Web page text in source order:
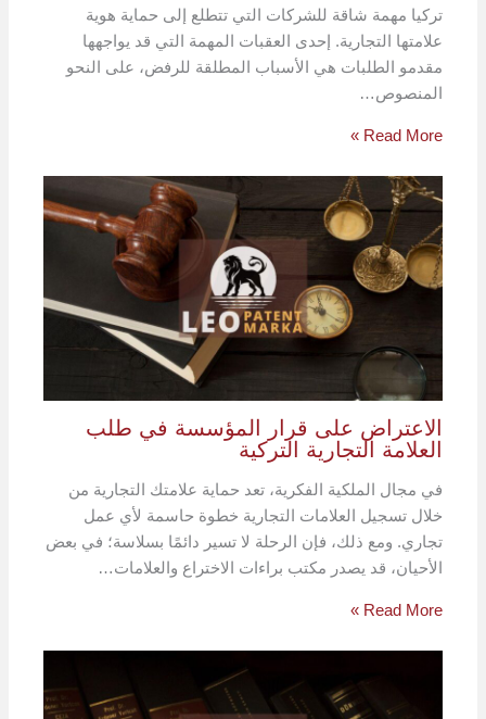
تركيا مهمة شاقة للشركات التي تتطلع إلى حماية هوية
علامتها التجارية. إحدى العقبات المهمة التي قد يواجهها
مقدمو الطلبات هي الأسباب المطلقة للرفض، على النحو
المنصوص…
Read More »
الاعتراض على قرار المؤسسة في طلب
العلامة التجارية التركية
في مجال الملكية الفكرية، تعد حماية علامتك التجارية من
خلال تسجيل العلامات التجارية خطوة حاسمة لأي عمل
تجاري. ومع ذلك، فإن الرحلة لا تسير دائمًا بسلاسة؛ في بعض
الأحيان، قد يصدر مكتب براءات الاختراع والعلامات…
Read More »